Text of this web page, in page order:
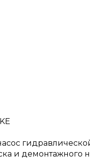
и демонтажного